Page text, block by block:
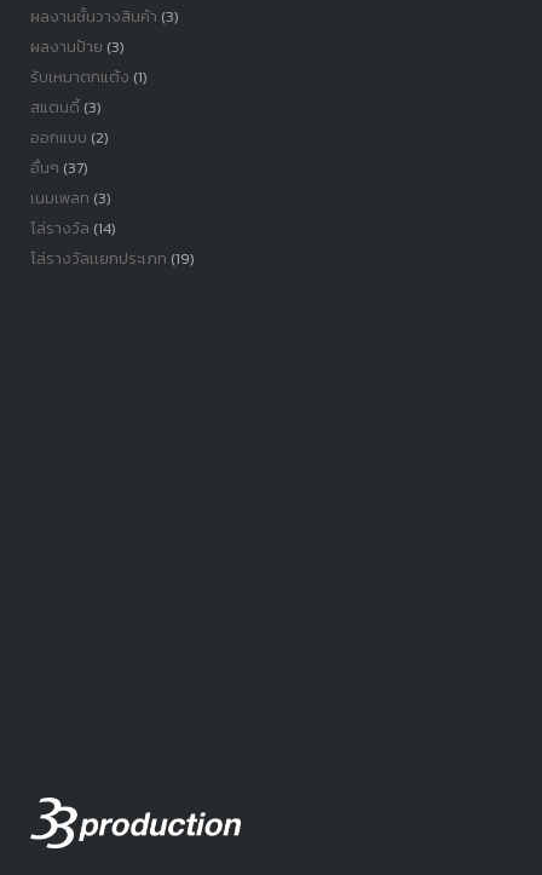
ผลงานชั้นวางสินค้า (3)
ผลงานป้าย (3)
รับเหมาตกแต้ง (1)
สแตนดี้(3)
ออกแบบ (2)
อื่นๆ (37)
เนมเพลท (3)
โล่รางวัล (14)
โล่รางวัลเเยกประเภท (19)